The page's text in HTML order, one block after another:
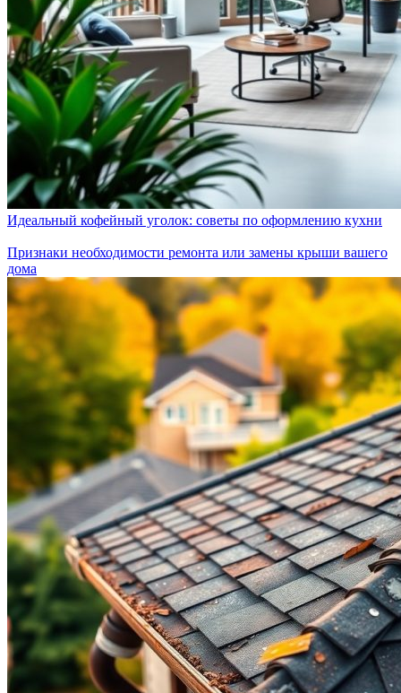
Идеальный кофейный уголок: советы по оформлению кухни
Признаки необходимости ремонта или замены крыши вашего
дома